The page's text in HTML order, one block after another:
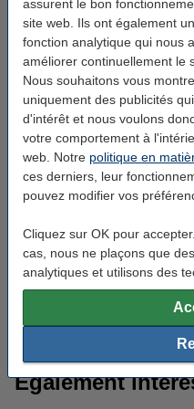
assurent le bon
site web. Ils ont également
fonction analytique qui nous
améliorer continuellement le
Nous souhaitons vous
uniquement des publicités
d'intérêt et nous voulons
votre comportement à
web. Notre politique en
ces derniers, leur
pouvez modifier vos
Cliquez sur OK pour
cas, nous ne plaçons que
analytiques et utilisons des
Poubelle à
La poubelle à compartiments
faciliter le tri des déchets.
compartiments. Le nombre
besoin dépend entièrement
compartiments, vous pouvez
et résiduels. Avec trois
et résiduels, mais aussi le
déchets pour chaque
Astuce : Vous commandez
organisation ? Apposez des
Également